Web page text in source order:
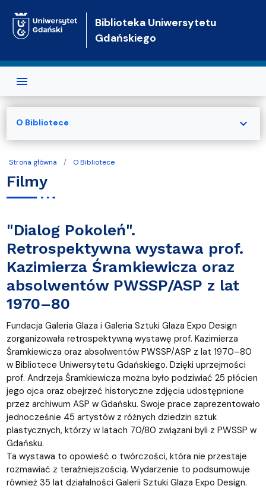
Biblioteka Uniwersytetu
Gdańskiego
Strona główna O Bibliotece
Filmy
"Dialog Pokoleń".
Retrospektywna wystawa prof.
Kazimierza Śramkiewicza oraz
absolwentów PWSSP/ASP z lat
1970–80
Fundacja Galeria Glaza i Galeria Sztuki Glaza Expo Design
zorganizowała retrospektywną wystawę prof. Kazimierza
Śramkiewicza oraz absolwentów PWSSP/ASP z lat 1970–80
w Bibliotece Uniwersytetu Gdańskiego. Dzięki uprzejmości
prof. Andrzeja Śramkiewicza można było podziwiać 25 płócien
jego ojca oraz obejrzeć historyczne zdjęcia udostępnione
przez archiwum ASP w Gdańsku. Swoje prace zaprezentowało
jednocześnie 45 artystów z różnych dziedzin sztuk
plastycznych, którzy w latach 70/80 związani byli z PWSSP w
Gdańsku.
Ta wystawa to opowieść o twórczości, która nie przestaje
rozmawiać z teraźniejszością. Wydarzenie to podsumowuje
również 35 lat działalności Galerii Sztuki Glaza Expo Design.
O Bibliotece expand_more